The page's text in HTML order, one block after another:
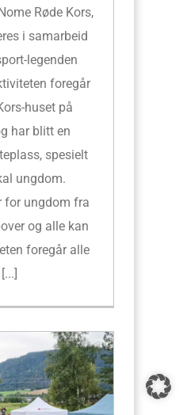
Røde Kors,
i samarbeid
legenden
foregår
huset på
har blitt en
spesielt
ungdom.
for ungdom fra
og alle kan
foregår alle
[...]